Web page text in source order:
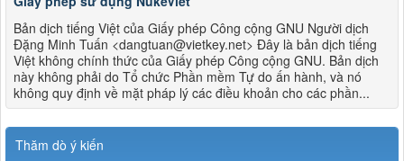
Bản dịch tiếng Việt của Giấy phép Công cộng GNU Người dịch
Đặng Minh Tuấn <dangtuan@vietkey.net> Đây là bản dịch tiếng
Việt không chính thức của Giấy phép Công cộng GNU. Bản dịch
này không phải do Tổ chức Phần mềm Tự do ấn hành, và nó
không quy định về mặt pháp lý các điều khoản cho các phần...
Thăm dò ý kiến